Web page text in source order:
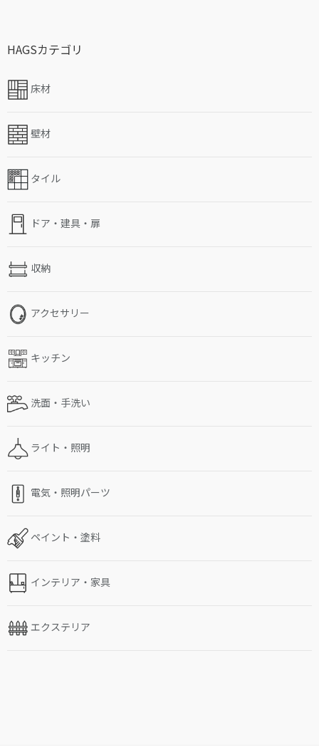
HAGSカテゴリ
床材
壁材
タイル
ドア・建具・扉
収納
アクセサリー
キッチン
洗面・手洗い
ライト・照明
電気・照明パーツ
ペイント・塗料
インテリア・家具
エクステリア